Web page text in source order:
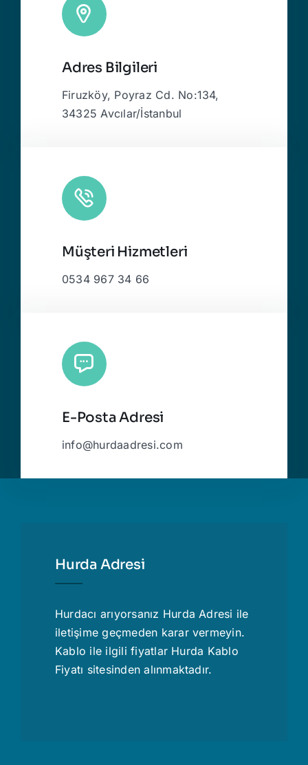
Adres Bilgileri
Firuzköy, Poyraz Cd. No:134,
34325 Avcılar/İstanbul
Müşteri Hizmetleri
0534 967 34 66
E-Posta Adresi
info@hurdaadresi.com
Hurda Adresi
Hurdacı arıyorsanız Hurda Adresi ile
iletişime geçmeden karar vermeyin.
Kablo ile ilgili fiyatlar Hurda Kablo
Fiyatı sitesinden alınmaktadır.